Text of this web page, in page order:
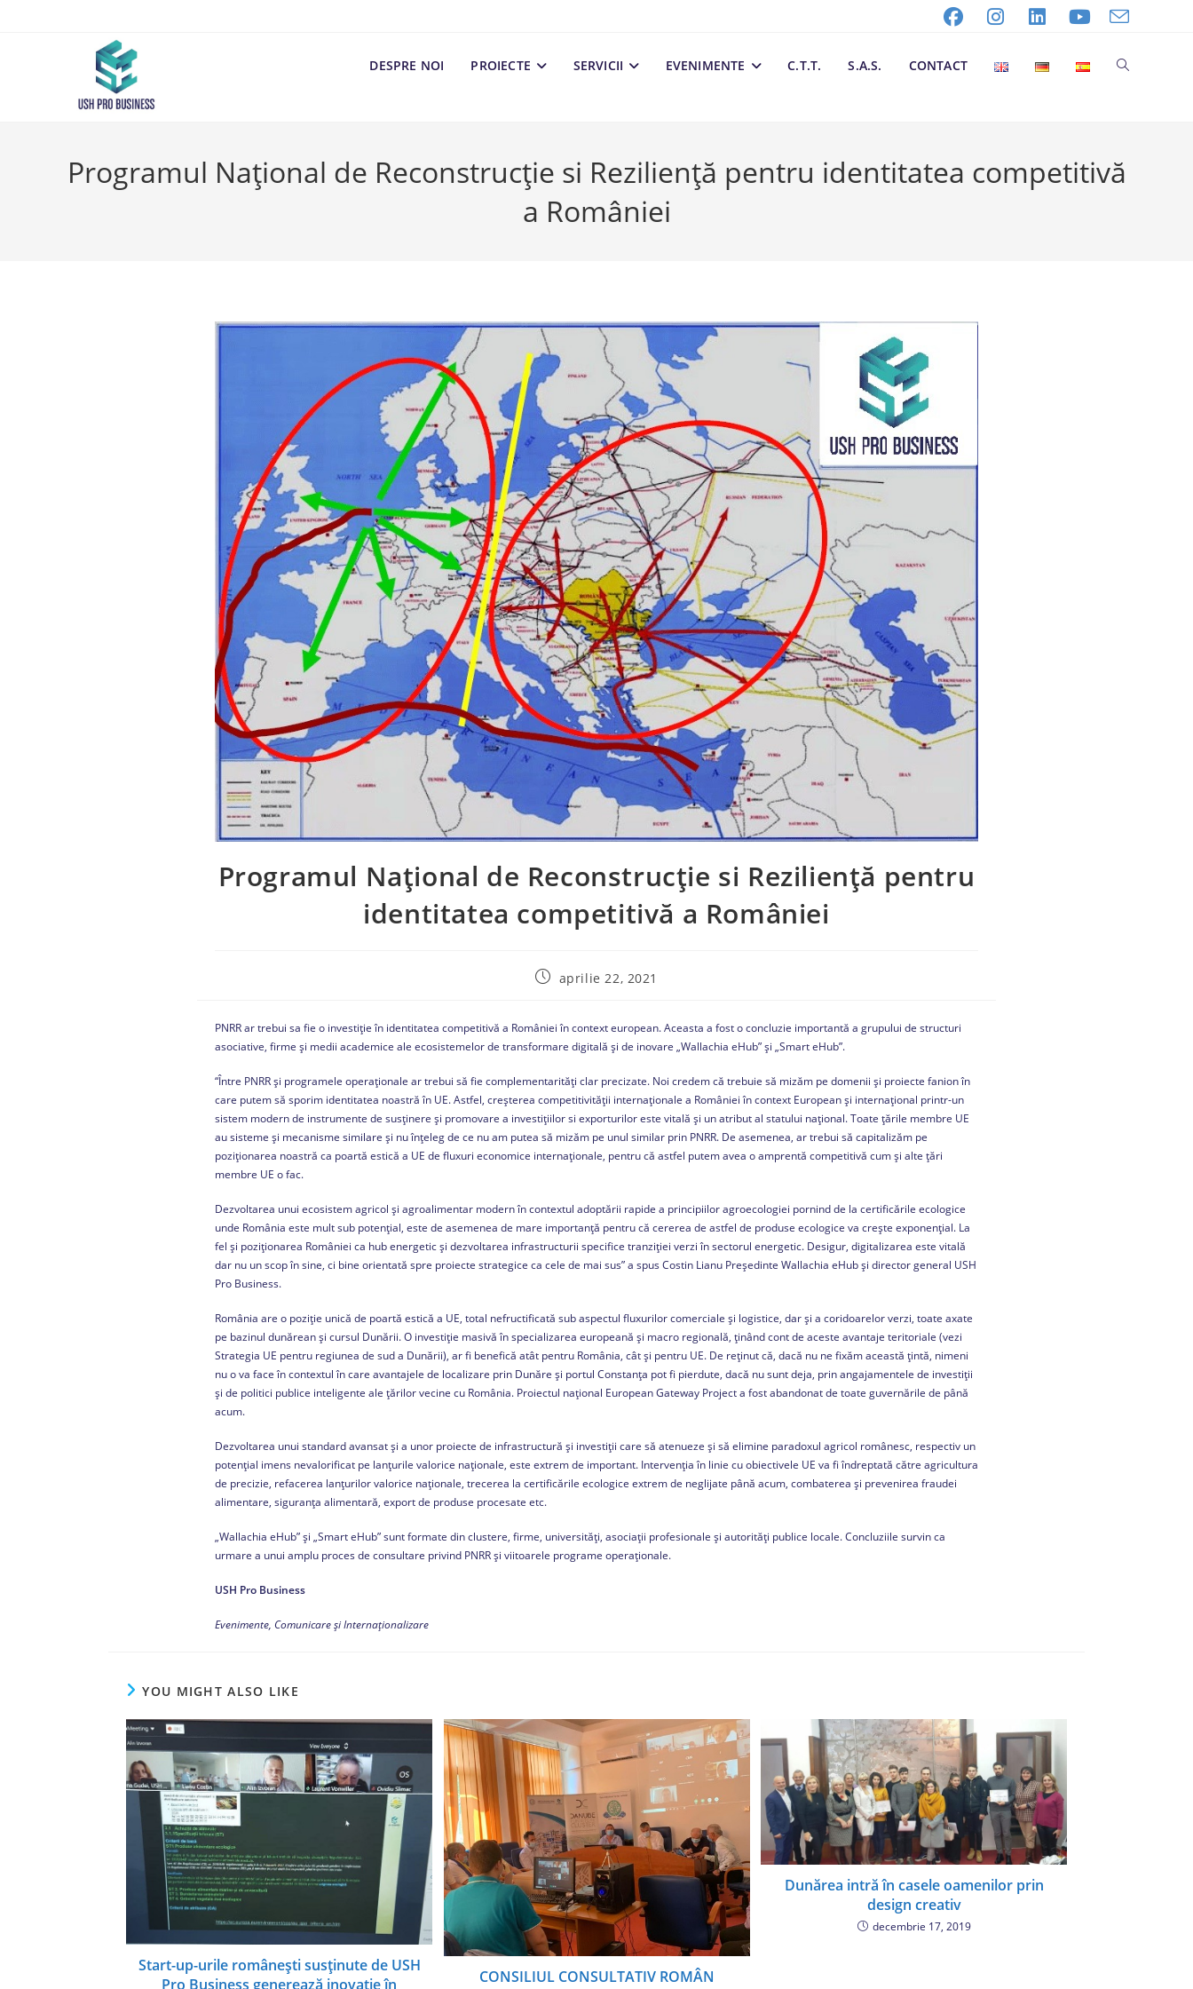
DESPRE NOI PROIECTE SERVICII EVENIMENTE C.T.T. S.A.S. CONTACT
Programul Național de Reconstrucție si Reziliență pentru identitatea competitivă
a României
Programul Național de Reconstrucție si Reziliență pentru
identitatea competitivă a României
aprilie 22, 2021
PNRR ar trebui sa fie o investiție în identitatea competitivă a României în context european. Aceasta a fost o concluzie importantă a grupului de structuri
asociative, firme și medii academice ale ecosistemelor de transformare digitală și de inovare „Wallachia eHub” și „Smart eHub”.
“Între PNRR și programele operaționale ar trebui să fie complementarități clar precizate. Noi credem că trebuie să mizăm pe domenii și proiecte fanion în
care putem să sporim identitatea noastră în UE. Astfel, creșterea competitivității internaționale a României în context European și internațional printr-un
sistem modern de instrumente de susținere și promovare a investițiilor si exporturilor este vitală și un atribut al statului național. Toate țările membre UE
au sisteme și mecanisme similare și nu înțeleg de ce nu am putea să mizăm pe unul similar prin PNRR. De asemenea, ar trebui să capitalizăm pe
poziționarea noastră ca poartă estică a UE de fluxuri economice internaționale, pentru că astfel putem avea o amprentă competitivă cum și alte țări
membre UE o fac.
Dezvoltarea unui ecosistem agricol și agroalimentar modern în contextul adoptării rapide a principiilor agroecologiei pornind de la certificările ecologice
unde România este mult sub potențial, este de asemenea de mare importanță pentru că cererea de astfel de produse ecologice va crește exponențial. La
fel și poziționarea României ca hub energetic și dezvoltarea infrastructurii specifice tranziției verzi în sectorul energetic. Desigur, digitalizarea este vitală
dar nu un scop în sine, ci bine orientată spre proiecte strategice ca cele de mai sus” a spus Costin Lianu Președinte Wallachia eHub și director general USH
Pro Business.
România are o poziție unică de poartă estică a UE, total nefructificată sub aspectul fluxurilor comerciale și logistice, dar și a coridoarelor verzi, toate axate
pe bazinul dunărean și cursul Dunării. O investiție masivă în specializarea europeană și macro regională, ținând cont de aceste avantaje teritoriale (vezi
Strategia UE pentru regiunea de sud a Dunării), ar fi benefică atât pentru România, cât și pentru UE. De reținut că, dacă nu ne fixăm această țintă, nimeni
nu o va face în contextul în care avantajele de localizare prin Dunăre și portul Constanța pot fi pierdute, dacă nu sunt deja, prin angajamentele de investiții
și de politici publice inteligente ale țărilor vecine cu România. Proiectul național European Gateway Project a fost abandonat de toate guvernările de până
acum.
Dezvoltarea unui standard avansat și a unor proiecte de infrastructură și investiții care să atenueze și să elimine paradoxul agricol românesc, respectiv un
potențial imens nevalorificat pe lanțurile valorice naționale, este extrem de important. Intervenția în linie cu obiectivele UE va fi îndreptată către agricultura
de precizie, refacerea lanțurilor valorice naționale, trecerea la certificările ecologice extrem de neglijate până acum, combaterea și prevenirea fraudei
alimentare, siguranța alimentară, export de produse procesate etc.
„Wallachia eHub” și „Smart eHub” sunt formate din clustere, firme, universități, asociații profesionale și autorități publice locale. Concluziile survin ca
urmare a unui amplu proces de consultare privind PNRR și viitoarele programe operaționale.
USH Pro Business
Evenimente, Comunicare și Internaționalizare
YOU MIGHT ALSO LIKE
Start-up-urile românești susținute de USH
Pro Business generează inovație în
CONSILIUL CONSULTATIV ROMÂN
Dunărea intră în casele oamenilor prin
design creativ
decembrie 17, 2019